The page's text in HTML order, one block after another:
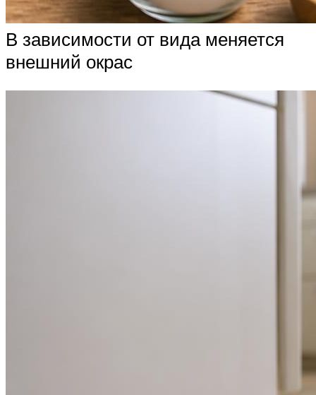
В зависимости от вида меняется
внешний окрас